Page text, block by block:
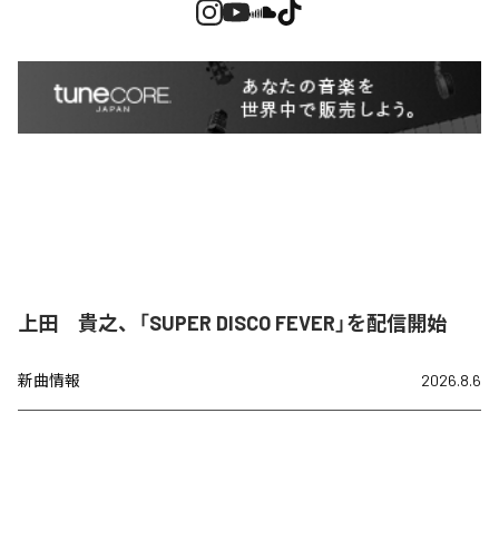
上田 貴之、「SUPER DISCO FEVER」を配信開始
新曲情報 2026.8.6